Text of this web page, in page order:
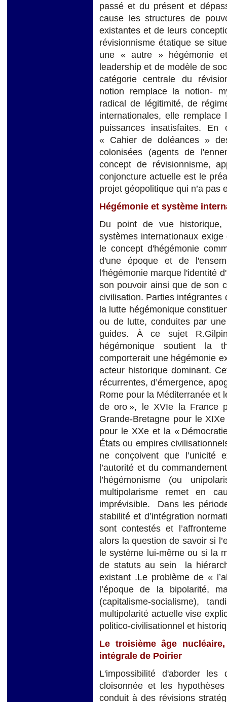
passé et du présent et
cause les structures de
existantes et de leurs
révisionnisme étatique se
une « autre » hégémonie
leadership et de modèle de
catégorie centrale du
notion remplace la notion-
radical de légitimité, de
internationales, elle
puissances insatisfaites.
« Cahier de doléances »
colonisées (agents de
concept de révisionnisme,
conjoncture actuelle est le
projet géopolitique qui n’a pas
Hégémonie et système
Du point de vue historique,
systèmes internationaux
le concept d'hégémonie
d'une époque et de
l'hégémonie marque l'identité
son pouvoir ainsi que de son
civilisation. Parties intégrantes
la lutte hégémonique
ou de lutte, conduites par
guides. À ce sujet
hégémonique soutient la
comporterait une hégémonie
acteur historique dominant.
récurrentes, d’émergence,
Rome pour la Méditerranée et
de oro », le XVIe la France
Grande-Bretagne pour le
pour le XXe et la «
États ou empires
ne conçoivent que l’unicité
l’autorité et du
l’hégémonisme (ou
multipolarisme remet en
imprévisible. Dans les
stabilité et d’intégration
sont contestés et
alors la question de savoir si
le système lui-même ou si la
de statuts au sein la
existant .Le problème de «
l’époque de la bipolarité,
(capitalisme-socialisme),
multipolarité actuelle vise
politico-civilisationnel et
Le troisième âge
intégrale de Poirier
L'impossibilité d'aborder les
cloisonnée et les
conduit à des révisions